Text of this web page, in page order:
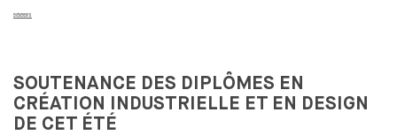
EVÉNEMENTS
SOUTENANCE DES DIPLÔMES EN
CRÉATION INDUSTRIELLE ET EN DESIGN
DE CET ÉTÉ